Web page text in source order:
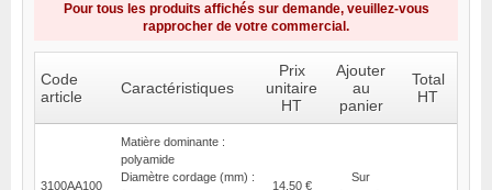
Pour tous les produits affichés sur demande, veuillez-vous
rapprocher de votre commercial.
Code
article
Caractéristiques
Prix
unitaire
HT
Ajouter
au
panier
Total
HT
3100AA100
Matière dominante :
polyamide
Diamètre cordage (mm) :
14,50 €
Sur